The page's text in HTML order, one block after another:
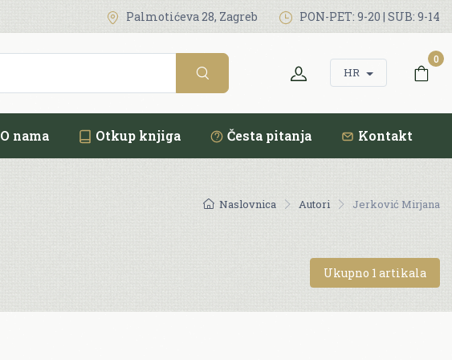
Palmotićeva 28, Zagreb PON-PET: 9-20 | SUB: 9-14
HR
0
O nama Otkup knjiga Česta pitanja Kontakt
Naslovnica Autori Jerković Mirjana
Ukupno 1 artikala